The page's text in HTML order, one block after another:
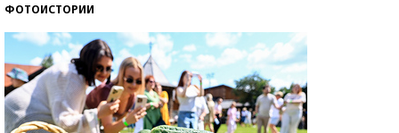
ФОТОИСТОРИИ